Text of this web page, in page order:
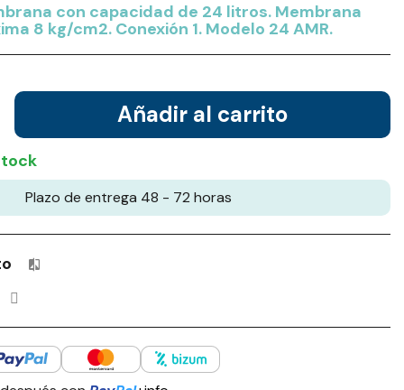
con capacidad de 24 litros. Membrana
8 kg/cm2. Conexión 1. Modelo 24 AMR.
Añadir al carrito
Plazo de entrega 48 - 72 horas
Productos incluidos en tu lista de comparación: 0 / 4